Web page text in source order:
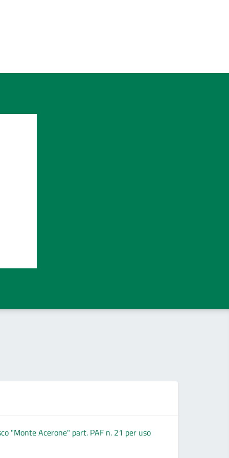
"Monte Acerone" part. PAF n. 21 per uso